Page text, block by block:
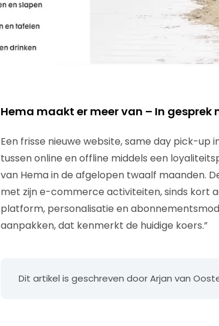
Hema maakt er meer van – In
Een frisse nieuwe website, same day pick-up
tussen online en offline middels een
van Hema in de afgelopen twaalf maanden.
met zijn e-commerce activiteiten, sinds kort
platform, personalisatie en
aanpakken, dat kenmerkt de huidige koers.”
Dit artikel is geschreven door Arjan van